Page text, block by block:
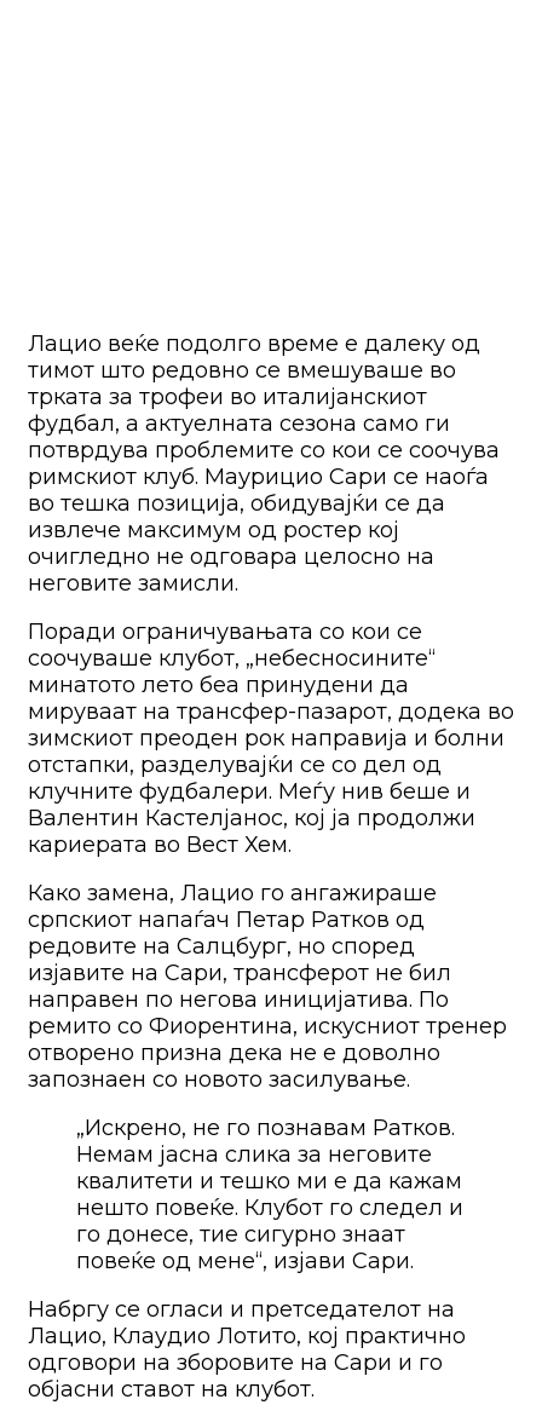
Лацио веќе подолго време е далеку од
тимот што редовно се вмешуваше во
трката за трофеи во италијанскиот
фудбал, а актуелната сезона само ги
потврдува проблемите со кои се соочува
римскиот клуб. Маурицио Сари се наоѓа
во тешка позиција, обидувајќи се да
извлече максимум од ростер кој
очигледно не одговара целосно на
неговите замисли.
Поради ограничувањата со кои се
соочуваше клубот, „небесносините“
минатото лето беа принудени да
мируваат на трансфер-пазарот, додека во
зимскиот преоден рок направија и болни
отстапки, разделувајќи се со дел од
клучните фудбалери. Меѓу нив беше и
Валентин Кастелјанос, кој ја продолжи
кариерата во Вест Хем.
Како замена, Лацио го ангажираше
српскиот напаѓач Петар Ратков од
редовите на Салцбург, но според
изјавите на Сари, трансферот не бил
направен по негова иницијатива. По
ремито со Фиорентина, искусниот тренер
отворено призна дека не е доволно
запознаен со новото засилување.
„Искрено, не го познавам Ратков.
Немам јасна слика за неговите
квалитети и тешко ми е да кажам
нешто повеќе. Клубот го следел и
го донесе, тие сигурно знаат
повеќе од мене“, изјави Сари.
Набргу се огласи и претседателот на
Лацио, Клаудио Лотито, кој практично
одговори на зборовите на Сари и го
објасни ставот на клубот.